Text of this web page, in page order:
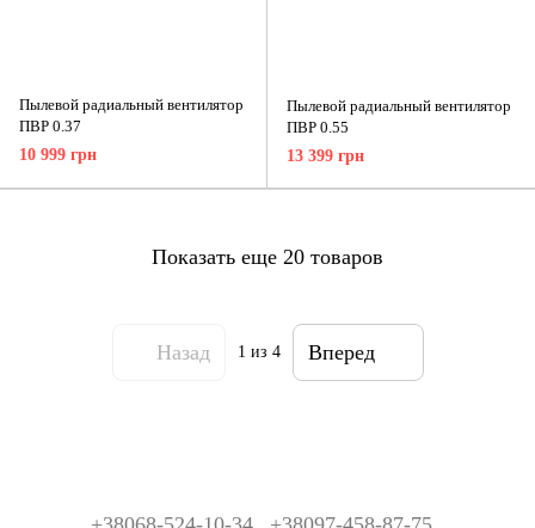
Пылевой радиальный вентилятор
ПВР 0.37
10 999 грн
Пылевой радиальный вентилятор
ПВР 0.55
13 399 грн
Показать еще 20 товаров
Назад 1 из 4 Вперед